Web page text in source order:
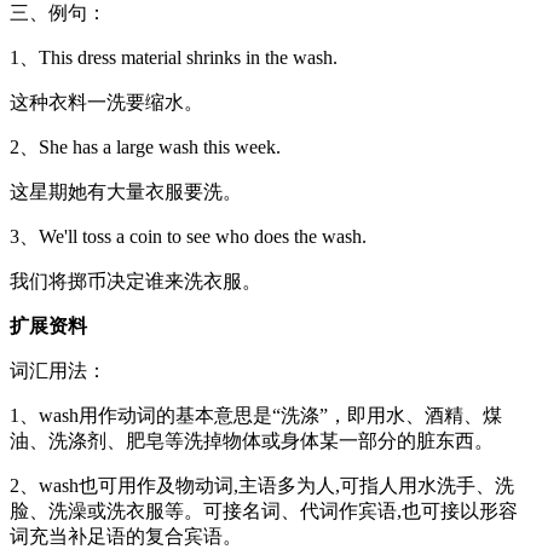
三、例句：
1、This dress material shrinks in the wash.
这种衣料一洗要缩水。
2、She has a large wash this week.
这星期她有大量衣服要洗。
3、We'll toss a coin to see who does the wash.
我们将掷币决定谁来洗衣服。
扩展资料
词汇用法：
1、wash用作动词的基本意思是“洗涤”，即用水、酒精、煤
油、洗涤剂、肥皂等洗掉物体或身体某一部分的脏东西。
2、wash也可用作及物动词,主语多为人,可指人用水洗手、洗
脸、洗澡或洗衣服等。可接名词、代词作宾语,也可接以形容
词充当补足语的复合宾语。